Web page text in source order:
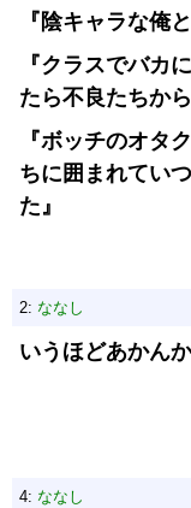
『陰キャラな俺
『クラスでバカ
たら不良たちか
『ボッチのオタ
ちに囲まれてい
た』
2: ななし
いうほどあかん
4: ななし